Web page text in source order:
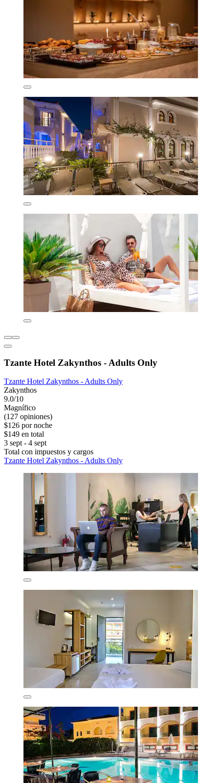
Tzante Hotel Zakynthos - Adults Only
Tzante Hotel Zakynthos - Adults Only
Zakynthos
9.0/10
Magnífico
(127 opiniones)
$126 por noche
$149 en total
3 sept - 4 sept
Total con impuestos y cargos
Tzante Hotel Zakynthos - Adults Only